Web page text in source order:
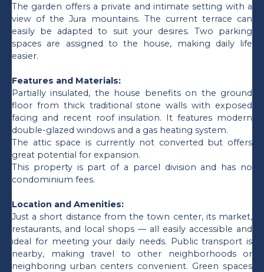
The garden offers a private and intimate setting with a
view of the Jura mountains. The current terrace can
easily be adapted to suit your desires. Two parking
spaces are assigned to the house, making daily life
easier.
Features and Materials:
Partially insulated, the house benefits on the ground
floor from thick traditional stone walls with exposed
facing and recent roof insulation. It features modern
double-glazed windows and a gas heating system.
The attic space is currently not converted but offers
great potential for expansion.
This property is part of a parcel division and has no
condominium fees.
Location and Amenities:
Just a short distance from the town center, its market,
restaurants, and local shops — all easily accessible and
ideal for meeting your daily needs. Public transport is
nearby, making travel to other neighborhoods or
neighboring urban centers convenient. Green spaces